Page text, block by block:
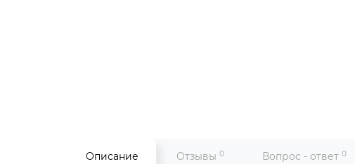
Описание Отзывы 0 Вопрос - ответ 0